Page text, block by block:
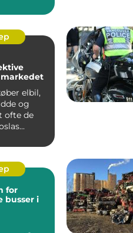
elbil,
og
ofte de
for
busser i